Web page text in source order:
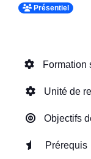
Présentiel
Formation
Unité de
Objectifs
Prérequis